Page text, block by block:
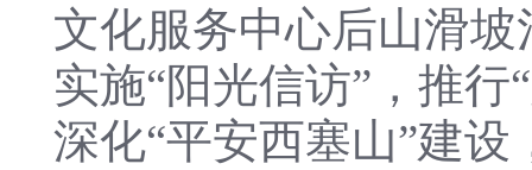
文化服务中心后山滑
实施“阳光信访”，推
深化“平安西塞山”建